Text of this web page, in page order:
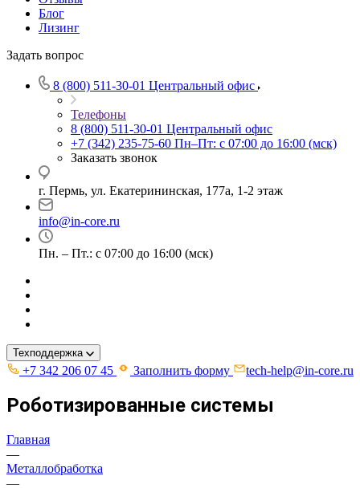
Блог
Лизинг
Задать вопрос
8 (800) 511-30-01 Центральный офис
Телефоны
8 (800) 511-30-01 Центральный офис
+7 (342) 235-75-60 Пн–Пт: с 07:00 до 16:00 (мск)
Заказать звонок
г. Пермь, ул. ​Екатерининская, 177а, ​1-2 этаж
info@in-core.ru
Пн. – Пт.: с 07:00 до 16:00 (мск)
Техподдержка
+7 342 206 07 45 Заполнить форму tech-help@in-core.ru
Роботизированные системы
Главная
—
Металлобработка
—